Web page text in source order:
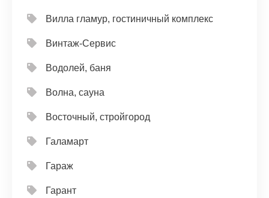
Вилла гламур, гостиничный комплекс
Винтаж-Сервис
Водолей, баня
Волна, сауна
Восточный, стройгород
Галамарт
Гараж
Гарант